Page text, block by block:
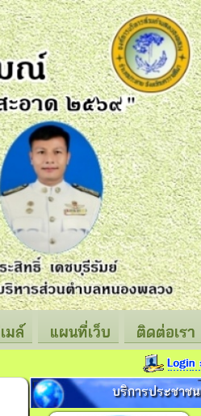
มล์ แผนที่เว็บ ติดต่อเรา
บริการประชาชน